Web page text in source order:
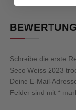
Schreibe die erste
Seco Weiss 2023
Deine E-Mail-
Felder sind mit *